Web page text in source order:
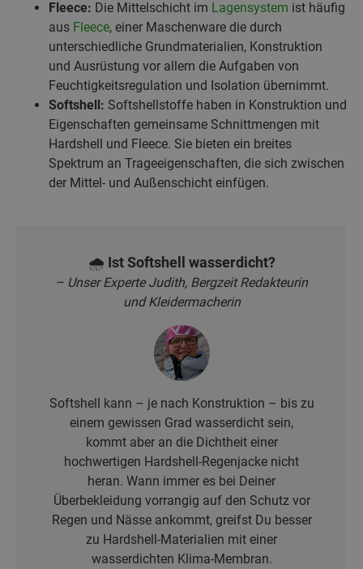
Fleece: Die Mittelschicht im Lagensystem ist häufig
aus Fleece, einer Maschenware die durch
unterschiedliche Grundmaterialien, Konstruktion
und Ausrüstung vor allem die Aufgaben von
Feuchtigkeitsregulation und Isolation übernimmt.
Softshell: Softshellstoffe haben in Konstruktion und
Eigenschaften gemeinsame Schnittmengen mit
Hardshell und Fleece. Sie bieten ein breites
Spektrum an Trageeigenschaften, die sich zwischen
der Mittel- und Außenschicht einfügen.
🌧️ Ist Softshell wasserdicht?
– Unser Experte Judith, Bergzeit Redakteurin
und Kleidermacherin
Softshell kann – je nach Konstruktion – bis zu
einem gewissen Grad wasserdicht sein,
kommt aber an die Dichtheit einer
hochwertigen Hardshell-Regenjacke nicht
heran. Wann immer es bei Deiner
Überbekleidung vorrangig auf den Schutz vor
Regen und Nässe ankommt, greifst Du besser
zu Hardshell-Materialien mit einer
wasserdichten Klima-Membran.